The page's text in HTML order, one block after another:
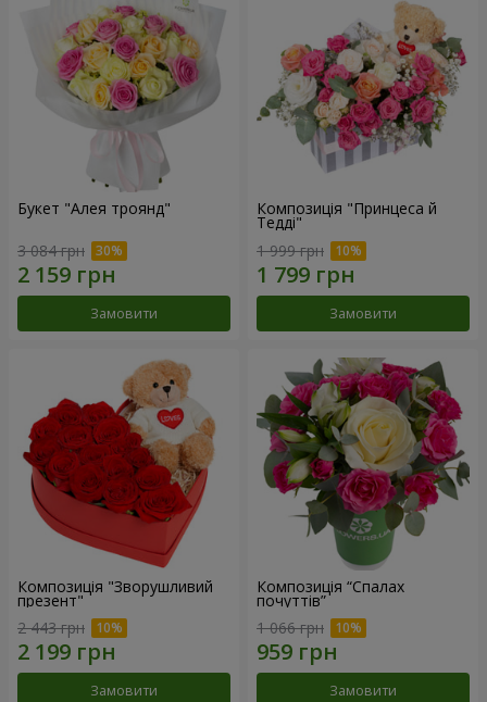
Букет "Алея троянд"
3 084 грн
Замовити
Композиція "Принцеса й
Тедді"
1 999 грн
Замовити
Композиція "Зворушливий
презент"
2 443 грн
Замовити
Композиція “Спалах
почуттів”
1 066 грн
Замовити